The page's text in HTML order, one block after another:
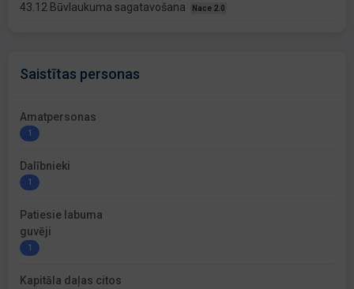
43.12 Būvlaukuma sagatavošana Nace 2.0
Saistītas personas
Amatpersonas
1
Dalībnieki
1
Patiesie labuma
guvēji
1
Kapitāla daļas citos